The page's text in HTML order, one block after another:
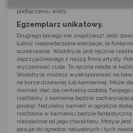
podłączeniu wody.
Egzemplarz unikatowy.
Drugiego takiego nie znajdziesz! Jeśli
lubisz niepowtarzalne aranżacje, ta
oczekiwania. Wodotrysk jest ręcznie
zaprzyjaźnionego z naszą firmą artysty.
wyczarować cuda. To ręczna robota w
Wodotrysk możesz wyeksponować na
na korze drzewnej lub kamiennej. Może
również stać się centralną ozdobą Twojego
rzeźbiony z kamienia będzie
posesji. Naturalny kamień w ogrodzie
rzeźbiona w kamieniu będzie fantastyczną
niezależnie od jego charakteru. Motyw
pasuje do ogrodów naturalnych i tych